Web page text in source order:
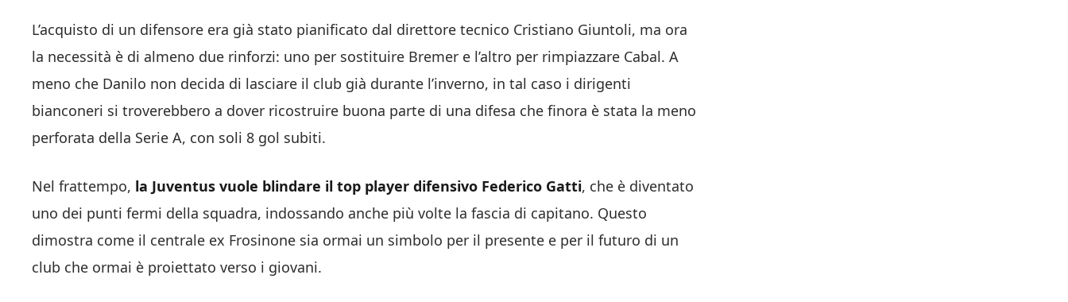
L’acquisto di un difensore era già stato pianificato dal direttore tecnico Cristiano Giuntoli, ma ora
la necessità è di almeno due rinforzi: uno per sostituire Bremer e l’altro per rimpiazzare Cabal. A
meno che Danilo non decida di lasciare il club già durante l’inverno, in tal caso i dirigenti
bianconeri si troverebbero a dover ricostruire buona parte di una difesa che finora è stata la meno
perforata della Serie A, con soli 8 gol subiti.
Nel frattempo, la Juventus vuole blindare il top player difensivo Federico Gatti, che è diventato
uno dei punti fermi della squadra, indossando anche più volte la fascia di capitano. Questo
dimostra come il centrale ex Frosinone sia ormai un simbolo per il presente e per il futuro di un
club che ormai è proiettato verso i giovani.